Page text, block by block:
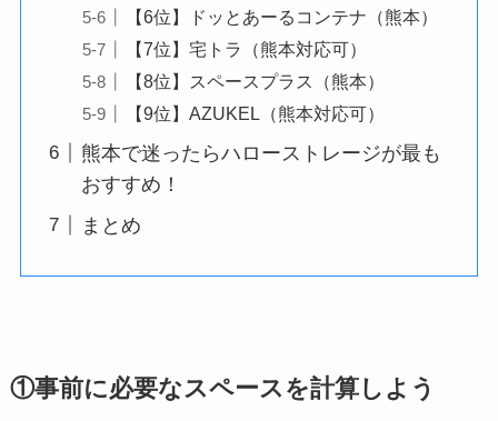
【6位】ドッとあーるコンテナ（熊本）
【7位】宅トラ（熊本対応可）
【8位】スペースプラス（熊本）
【9位】AZUKEL（熊本対応可）
熊本で迷ったらハローストレージが最も
おすすめ！
まとめ
①事前に必要なスペースを計算しよう